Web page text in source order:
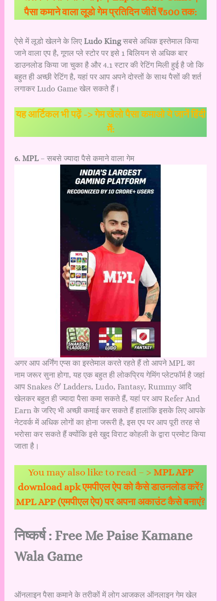
पैसा कमाने वाला लूडो गेम प्रतिदिन जीतें ₹500 तक:
ऐसे में लूडो खेलने के लिए Ludo Kingसबसे अधिक इस्तेमाल किया
जाने वाला एप है, गूगल प्ले स्टोर पर इसे 1 बिलियन से अधिक बार
डाउनलोड किया जा चुका है और 4.1 स्टार की रेटिंग मिली हुई है जो कि
बहुत ही अच्छी रेटिंग है, यहां पर आप अपने दोस्तों के साथ पैसों की शर्त
लगाकर Ludo Game खेल सकते हैं।
यह आर्टिकल भी पढ़ें ->गेम खेलो पैसा कमाओ ये जानें हिंदी
में:
6. MPL– सबसे ज्यादा पैसे कमाने वाला गेम
अगर आप अर्निंग एप्स का इस्तेमाल करते रहते हैं तो आपने MPL का
नाम जरूर सुना होगा, यह एक बहुत ही लोकप्रिय गेमिंग प्लेटफॉर्म है जहां
आप Snakes & Ladders, Ludo, Fantasy, Rummy आदि
खेलकर बहुत ही ज्यादा पैसा कमा सकते हैं, यहां पर आप Refer And
Earn के जरिए भी अच्छी कमाई कर सकते हैं हालांकि इसके लिए आपके
नेटवर्क में अधिक लोगों का होना जरूरी है, इस एप पर आप पूरी तरह से
भरोसा कर सकते हैं क्योंकि इसे खुद विराट कोहली के द्वारा प्रमोट किया
जाता है।
You may also like to read – > MPL APP
download apk एमपीएल ऐप को कैसे डाउनलोड करें?
MPL APP (एमपीएल ऐप) पर अपना अकाउंट कैसे बनाएं?
निष्कर्ष : Free Me Paise Kamane
Wala Game
ऑनलाइन पैसा कमाने के तरीकों में लोग आजकल ऑनलाइन गेम खेल